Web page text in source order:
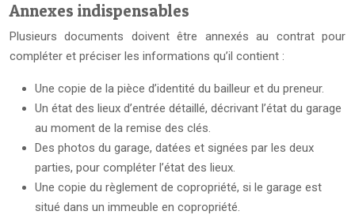
Annexes indispensables
Plusieurs documents doivent être annexés au contrat pour
compléter et préciser les informations qu’il contient :
Une copie de la pièce d’identité du bailleur et du preneur.
Un état des lieux d’entrée détaillé, décrivant l’état du garage
au moment de la remise des clés.
Des photos du garage, datées et signées par les deux
parties, pour compléter l’état des lieux.
Une copie du règlement de copropriété, si le garage est
situé dans un immeuble en copropriété.